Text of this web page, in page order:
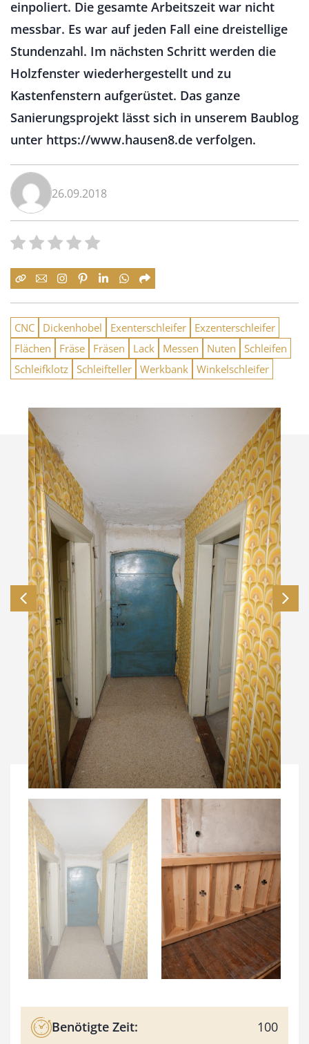
einpoliert. Die gesamte Arbeitszeit war nicht
messbar. Es war auf jeden Fall eine dreistellige
Stundenzahl. Im nächsten Schritt werden die
Holzfenster wiederhergestellt und zu
Kastenfenstern aufgerüstet. Das ganze
Sanierungsprojekt lässt sich in unserem Baublog
unter https://www.hausen8.de verfolgen.
26.09.2018
CNC Dickenhobel Exenterschleifer
Exzenterschleifer
Flächen
Fräse Fräsen Lack Messen Nuten
Schleifen
Schleifklotz Schleifteller Werkbank Winkelschleifer
Benötigte Zeit: 100